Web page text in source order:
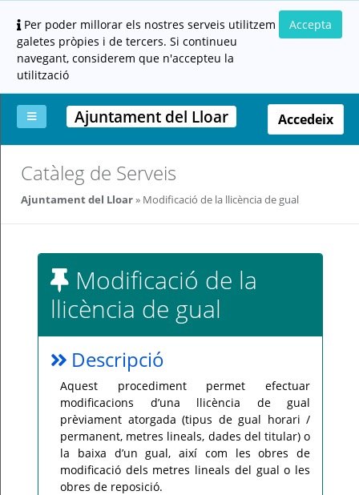
Per poder millorar els nostres serveis utilitzem
galetes pròpies i de tercers. Si continueu
navegant, considerem que n'accepteu la
utilització
Accepta
meva
documentació
ciutadana
administracions)
Ajuntament del Lloar Accedeix
Catàleg de Serveis
Ajuntament del Lloar Modificació de la llicència de gual
Modificació de la
llicència de gual
Descripció
Aquest procediment permet efectuar
modificacions d’una llicència de gual
prèviament atorgada (tipus de gual horari /
permanent, metres lineals, dades del titular) o
la baixa d’un gual, així com les obres de
modificació dels metres lineals del gual o les
obres de reposició.